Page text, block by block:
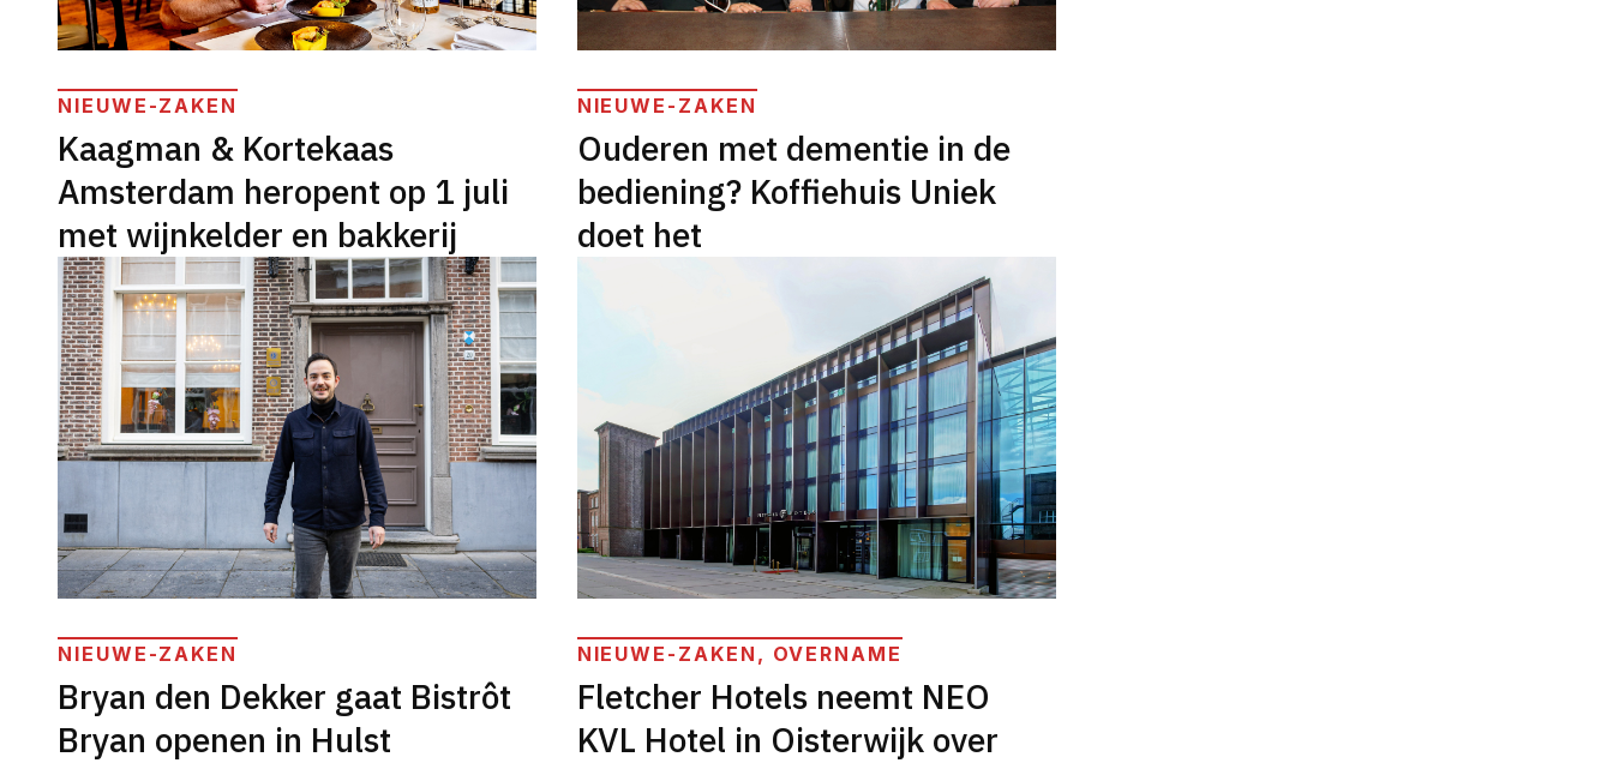
NIEUWE-ZAKEN
Kaagman & Kortekaas
Amsterdam heropent op 1 juli
met wijnkelder en bakkerij
NIEUWE-ZAKEN
Ouderen met dementie in de
bediening? Koffiehuis Uniek
doet het
NIEUWE-ZAKEN
Bryan den Dekker gaat Bistrôt
Bryan openen in Hulst
NIEUWE-ZAKEN, OVERNAME
Fletcher Hotels neemt NEO
KVL Hotel in Oisterwijk over